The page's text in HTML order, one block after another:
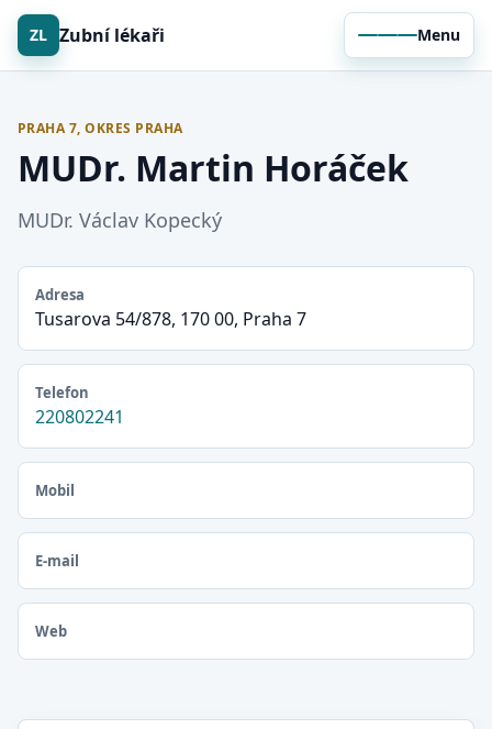
ZL Zubní lékaři Menu
PRAHA 7, OKRES PRAHA
MUDr. Martin Horáček
MUDr. Václav Kopecký
Adresa
Tusarova 54/878, 170 00, Praha 7
Telefon
220802241
Mobil
E-mail
Web